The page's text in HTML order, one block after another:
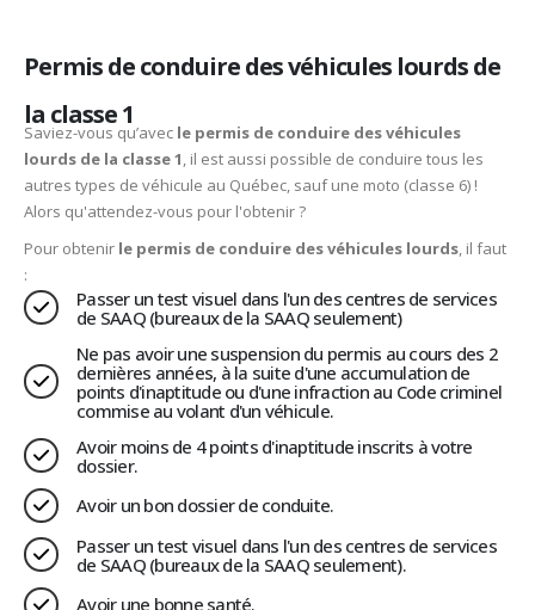
Permis de conduire des véhicules lourds de
la classe 1
Saviez-vous qu’avec le permis de conduire des véhicules
lourds de la classe 1, il est aussi possible de conduire tous les
autres types de véhicule au Québec, sauf une moto (classe 6) !
Alors qu'attendez-vous pour l'obtenir ?
Pour obtenir le permis de conduire des véhicules lourds, il faut
:
Passer un test visuel dans l'un des centres de services
de SAAQ (bureaux de la SAAQ seulement)
Ne pas avoir une suspension du permis au cours des 2
dernières années, à la suite d'une accumulation de
points d'inaptitude ou d'une infraction au Code criminel
commise au volant d'un véhicule.
Avoir moins de 4 points d'inaptitude inscrits à votre
dossier.
Avoir un bon dossier de conduite.
Passer un test visuel dans l'un des centres de services
de SAAQ (bureaux de la SAAQ seulement).
Avoir une bonne santé.